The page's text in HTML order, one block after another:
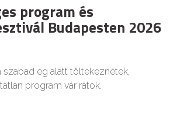
program és
Budapesten 2026
szabad ég alatt töltekeznétek,
program vár rátok.